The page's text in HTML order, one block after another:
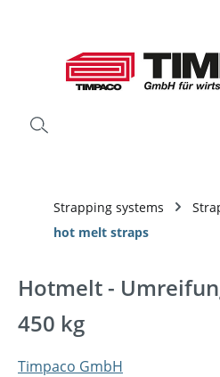
Strapping systems
hot melt straps
Hotmelt -
450 kg
Timpaco GmbH